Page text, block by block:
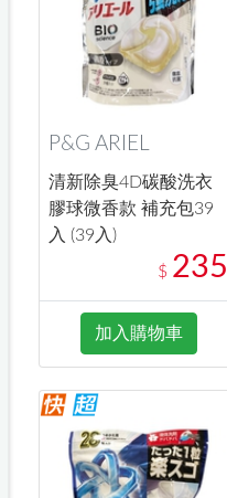
P&G ARIEL
清新除臭4D碳酸洗衣
膠球微香款 補充包39
入 (39入)
$ 235
加入購物車